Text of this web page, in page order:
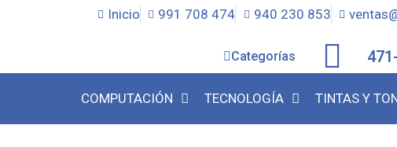
Inicio 991 708 474 940 230 853
Categorías
COMPUTACIÓN TECNOLOGÍA TINTAS Y